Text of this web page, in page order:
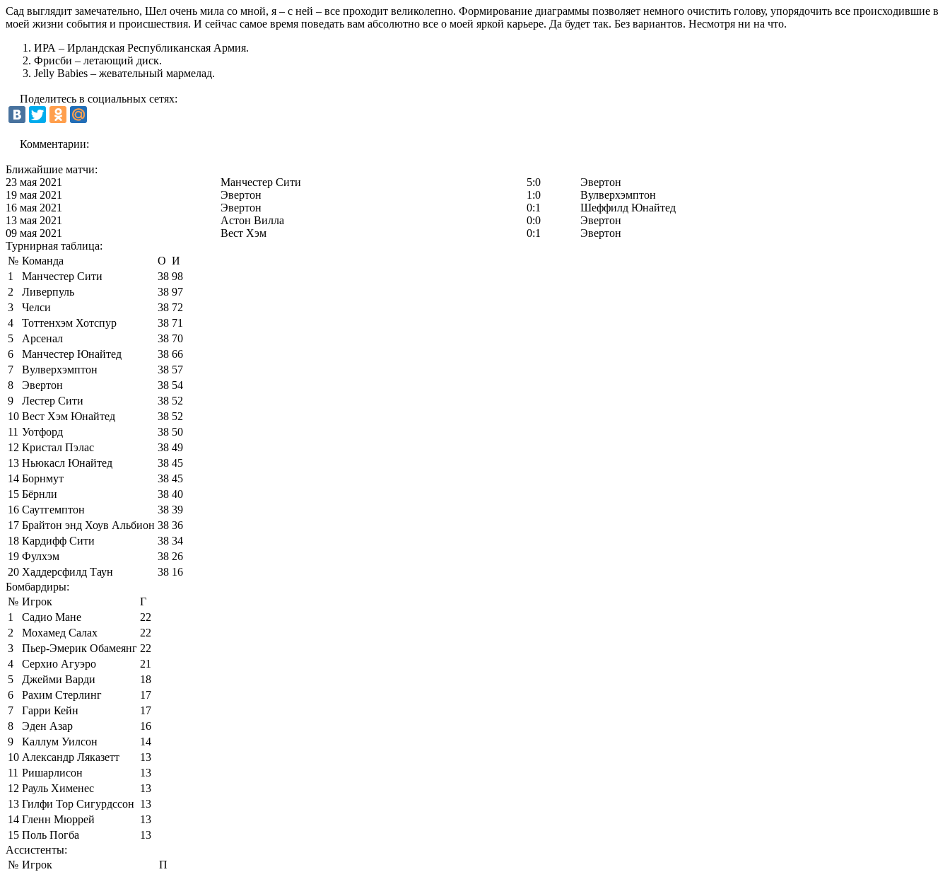
Сад выглядит замечательно, Шел очень мила со мной, я – с ней – все проходит великолепно. Формирование диаграммы позволяет немного очистить голову, упорядочить все происходившие в
моей жизни события и происшествия. И сейчас самое время поведать вам абсолютно все о моей яркой карьере. Да будет так. Без вариантов. Несмотря ни на что.
ИРА – Ирландская Республиканская Армия.
Фрисби – летающий диск.
Jelly Babies – жевательный мармелад.
Поделитесь в социальных сетях:
Комментарии:
Ближайшие матчи:
23 мая 2021
Манчестер Сити 5:0
Эвертон
19 мая 2021
Эвертон 1:0
Вулверхэмптон
16 мая 2021
Эвертон 0:1
Шеффилд Юнайтед
13 мая 2021
Астон Вилла 0:0
Эвертон
09 мая 2021
Вест Хэм 0:1
Эвертон
Турнирная таблица:
№ Команда О И
1
Манчестер Сити 38 98
2
Ливерпуль 38 97
3
Челси 38 72
4
Тоттенхэм Хотспур 38 71
5
Арсенал 38 70
6
Манчестер Юнайтед 38 66
7
Вулверхэмптон 38 57
8
Эвертон 38 54
9
Лестер Сити 38 52
10 Вест Хэм Юнайтед 38 52
11 Уотфорд 38 50
12 Кристал Пэлас 38 49
13 Ньюкасл Юнайтед 38 45
14 Борнмут 38 45
15 Бёрнли 38 40
16 Саутгемптон 38 39
17 Брайтон энд Хоув Альбион 38 36
18 Кардифф Сити 38 34
19 Фулхэм 38 26
20 Хаддерсфилд Таун 38 16
Бомбардиры:
№ Игрок
Г
1
Садио Мане
22
2
Мохамед Салах
22
3
Пьер-Эмерик Обамеянг 22
4
Серхио Агуэро
21
5
Джейми Варди
18
6
Рахим Стерлинг
17
7
Гарри Кейн
17
8
Эден Азар
16
9
Каллум Уилсон
14
10 Александр Ляказетт
13
11 Ришарлисон
13
12 Рауль Хименес
13
13 Гилфи Тор Сигурдссон 13
14 Гленн Мюррей
13
15 Поль Погба
13
Ассистенты:
№ Игрок П